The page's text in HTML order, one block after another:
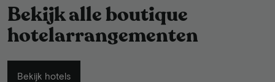
Bekijk alle boutique
hotelarrangementen
Bekijk hotels